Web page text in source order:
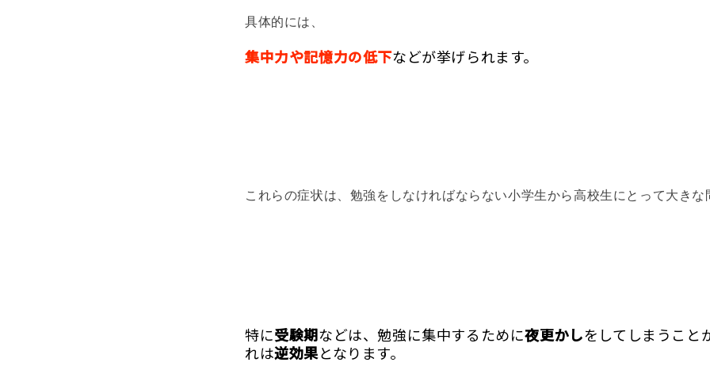
具体的には、
集中力や記憶力の低下などが挙げられます。
これらの症状は、勉強をしなければならない小学生から高校生にとって大きな
特に受験期などは、勉強に集中するために夜更かしをしてしまうこと
れは逆効果となります。